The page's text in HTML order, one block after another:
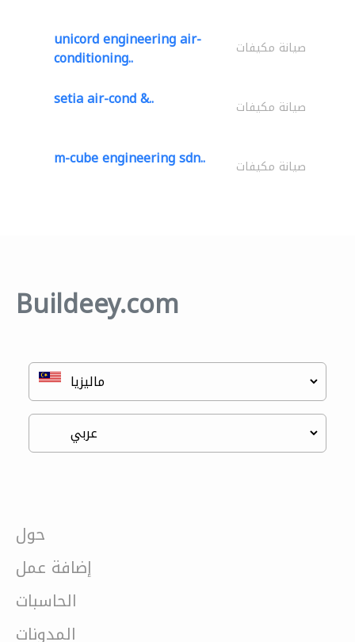
unicord engineering air-
conditioning.. صيانة مكيفات
setia air-cond &.. صيانة مكيفات
m-cube engineering sdn.. صيانة مكيفات
Buildeey.com
حول
إضافة عمل
الحاسبات
المدونات